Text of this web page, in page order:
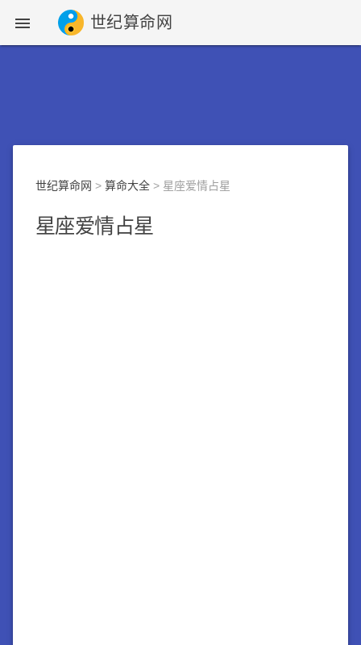
 世纪算命网
世纪算命网 > 算命大全 > 星座爱情占星
星座爱情占星